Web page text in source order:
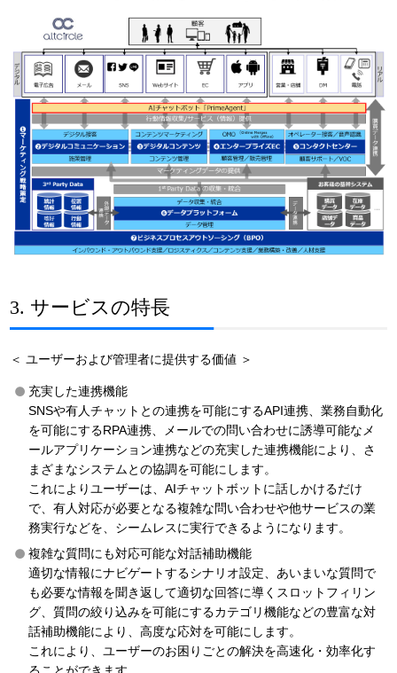
3. サービスの特長
＜ ユーザーおよび管理者に提供する価値 ＞
充実した連携機能
SNSや有人チャットとの連携を可能にするAPI連携、業務自動化
を可能にするRPA連携、メールでの問い合わせに誘導可能なメ
ールアプリケーション連携などの充実した連携機能により、さ
まざまなシステムとの協調を可能にします。
これによりユーザーは、AIチャットボットに話しかけるだけ
で、有人対応が必要となる複雑な問い合わせや他サービスの業
務実行などを、シームレスに実行できるようになります。
複雑な質問にも対応可能な対話補助機能
適切な情報にナビゲートするシナリオ設定、あいまいな質問で
も必要な情報を聞き返して適切な回答に導くスロットフィリン
グ、質問の絞り込みを可能にするカテゴリ機能などの豊富な対
話補助機能により、高度な応対を可能にします。
これにより、ユーザーのお困りごとの解決を高速化・効率化す
ることができます。